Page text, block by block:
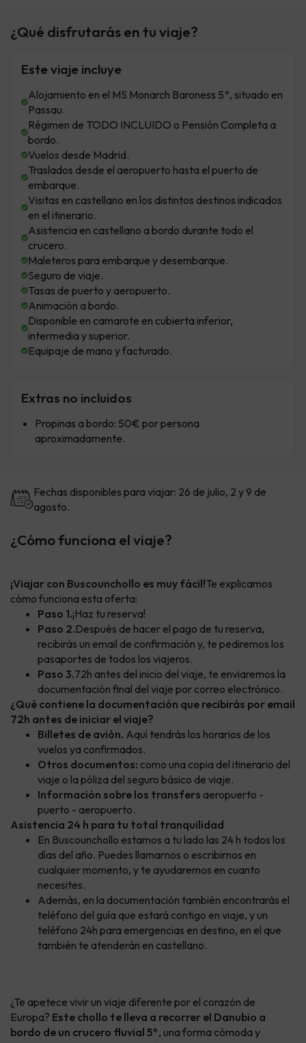
¿Qué disfrutarás en tu viaje?
Este viaje incluye
Alojamiento en el MS Monarch Baroness 5*, situado en
Passau.
Régimen de TODO INCLUIDO o Pensión Completa a
bordo.
Vuelos desde Madrid.
Traslados desde el aeropuerto hasta el puerto de
embarque.
Visitas en castellano en los distintos destinos indicados
en el itinerario.
Asistencia en castellano a bordo durante todo el
crucero.
Maleteros para embarque y desembarque.
Seguro de viaje.
Tasas de puerto y aeropuerto.
Animación a bordo.
Disponible en camarote en cubierta inferior,
intermedia y superior.
Equipaje de mano y facturado.
Extras no incluidos
Propinas a bordo: 50€ por persona
aproximadamente.
Fechas disponibles para viajar: 26 de julio, 2 y 9 de
agosto.
¿Cómo funciona el viaje?
¡Viajar con Buscounchollo es muy fácil!Te explicamos
cómo funciona esta oferta:
Paso 1.¡Haz tu reserva!
Paso 2.Después de hacer el pago de tu reserva,
recibirás un email de confirmación y, te pediremos los
pasaportes de todos los viajeros.
Paso 3.72h antes del inicio del viaje, te enviaremos la
documentación final del viaje por correo electrónico.
¿Qué contiene la documentación que recibirás por email
72h antes de iniciar el viaje?
Billetes de avión. Aquí tendrás los horarios de los
vuelos ya confirmados.
Otros documentos: como una copia del itinerario del
viaje o la póliza del seguro básico de viaje.
Información sobre los transfers aeropuerto -
puerto - aeropuerto.
Asistencia 24 h para tu total tranquilidad
En Buscounchollo estamos a tu lado las 24 h todos los
días del año. Puedes llamarnos o escribirnos en
cualquier momento, y te ayudaremos en cuanto
necesites.
Además, en la documentación también encontrarás el
teléfono del guía que estará contigo en viaje, y un
teléfono 24h para emergencias en destino, en el que
también te atenderán en castellano.
¿Te apetece vivir un viaje diferente por el corazón de
Europa? Este chollo te lleva a recorrer el Danubio a
bordo de un crucero fluvial 5*, una forma cómoda y